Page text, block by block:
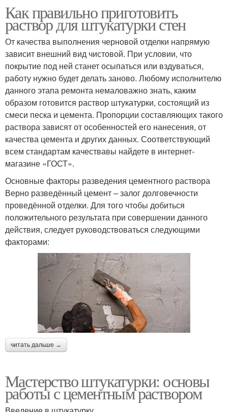
Как правильно приготовить
раствор для штукатурки стен
От качества выполнения черновой отделки напрямую
зависит внешний вид чистовой. При условии, что
покрытие под ней станет осыпаться или вздуваться,
работу нужно будет делать заново. Любому исполнителю
данного этапа ремонта немаловажно знать, каким
образом готовится раствор штукатурки, состоящий из
смеси песка и цемента. Пропорции составляющих такого
раствора зависят от особенностей его нанесения, от
качества цемента и других данных. Соответствующий
всем стандартам качествавы найдете в интернет-
магазине «ГОСТ».
Основные факторы разведения цементного раствора
Верно разведённый цемент – залог долговечности
проведённой отделки. Для того чтобы добиться
положительного результата при совершении данного
действия, следует руководствоваться следующими
факторами:
читать дальше →
Мастерство штукатурки: основы
работы с цементным раствором